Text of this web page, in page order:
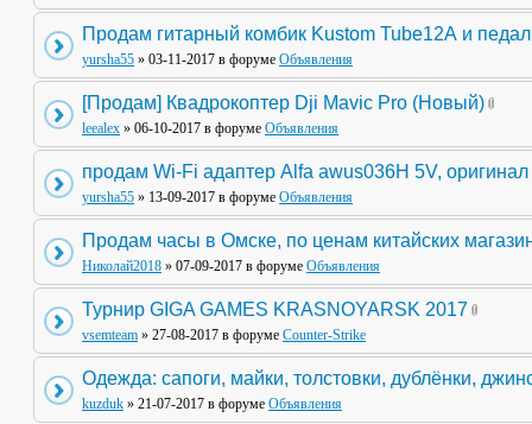
Продам гитарный комбик Kustom Tube12А и
yursha55 » 03-11-2017 в форуме Объявления
[Продам] Квадрокоптер Dji Mavic Pro (Новый)
leealex » 06-10-2017 в форуме Объявления
продам Wi-Fi адаптер Alfa awus036H 5V, оригинал
yursha55 » 13-09-2017 в форуме Объявления
Продам часы в Омске, по ценам китайских
Николай2018 » 07-09-2017 в форуме Объявления
Турнир GIGA GAMES KRASNOYARSK 2017
vsemteam » 27-08-2017 в форуме Counter-Strike
Одежда: сапоги, майки, толстовки, дублёнки,
kuzduk » 21-07-2017 в форуме Объявления